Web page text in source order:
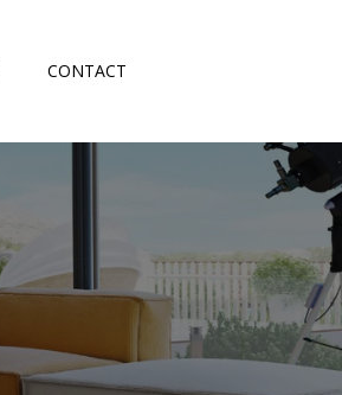
CONTACT